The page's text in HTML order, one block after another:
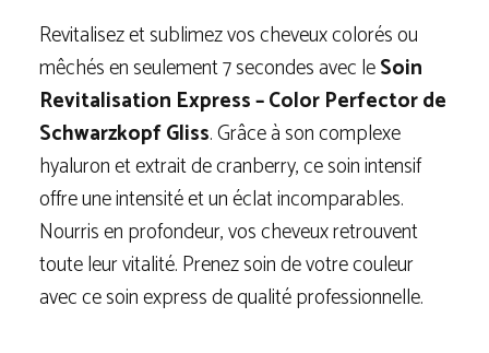
Revitalisez et sublimez vos cheveux colorés ou
mêchés en seulement 7 secondes avec leSoin
Revitalisation Express – Color Perfector de
Schwarzkopf Gliss. Grâce à son complexe
hyaluron et extrait de cranberry, ce soin intensif
offre une intensité et un éclat incomparables.
Nourris en profondeur, vos cheveux retrouvent
toute leur vitalité. Prenez soin de votre couleur
avec ce soin express de qualité professionnelle.